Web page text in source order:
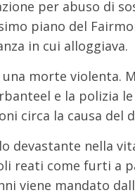
per abuso di
piano del
in cui alloggiava.
morte violenta.
e la polizia
circa la causa del
devastante nella
reati come furti a
viene mandato